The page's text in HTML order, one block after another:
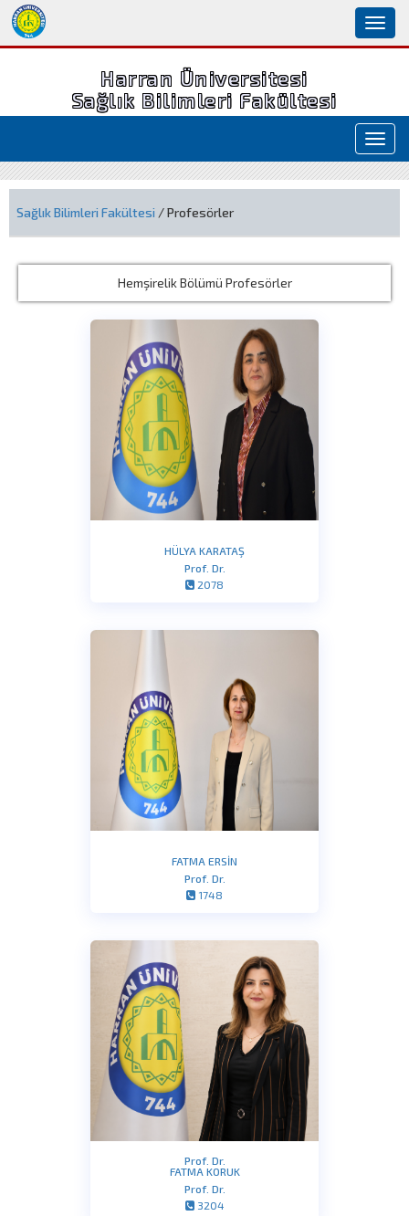
Harran Üniversitesi
Sağlık Bilimleri Fakültesi
Sağlık Bilimleri Fakültesi / Profesörler